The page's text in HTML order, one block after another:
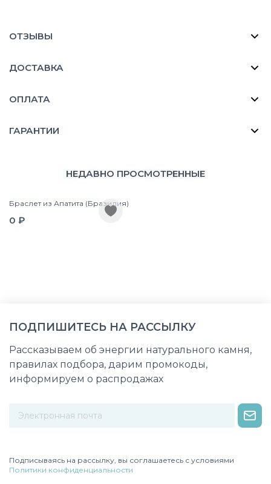
ОТЗЫВЫ
ДОСТАВКА
ОПЛАТА
ГАРАНТИИ
НЕДАВНО ПРОСМОТРЕННЫЕ
Браслет из Апатита (Бразилия)
0 ₽
ПОДПИШИТЕСЬ НА РАССЫЛКУ
Рассказываем об энергии натурального камня,
правилах подбора, дарим промокоды,
информируем о распродажах
Подписываясь на рассылку, вы соглашаетесь с условиями
Политики конфиденциальности